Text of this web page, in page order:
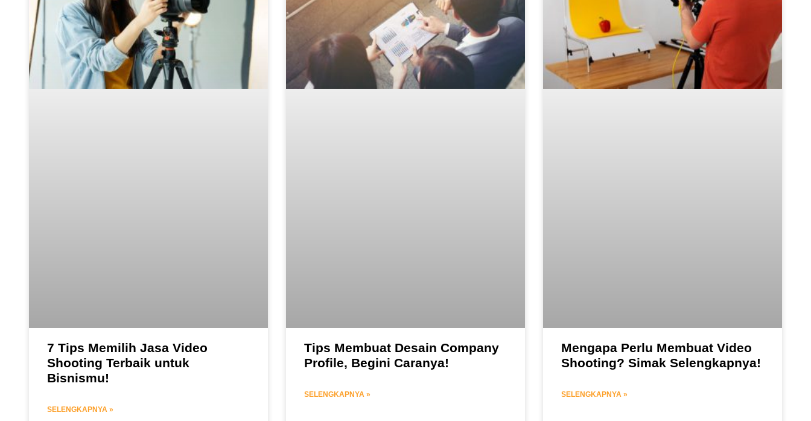
7 Tips Memilih Jasa Video
Shooting Terbaik untuk
Bisnismu!
SELENGKAPNYA »
Tips Membuat Desain Company
Profile, Begini Caranya!
SELENGKAPNYA »
Mengapa Perlu Membuat Video
Shooting? Simak Selengkapnya!
SELENGKAPNYA »